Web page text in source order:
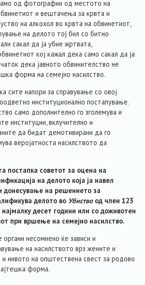
од фотографии од местото на
и вештачења за крвта и
на алкохол во крвта на обвинетиот,
на делото тој бил со битно
сакал да ја убие жртвата,
кој кажал дека само сакал да ја
дека јавното обвинителство не
форма на семејно насилство.
сите напори за справување со овој
институционално постапување.
само дополнително го зголемува и
институции, вклучително и
да бидат демотивирани да го
веројатноста насилството да
постапка советот за оцена на
на делото која ја навел
донесување на решението за
делото во Убиство од член 123
десет години или со доживотен
при вршење на семејно насилство.
несомнено ќе зависи и
на насилството врз жените и
нивото на општествена свест за родово
форма.